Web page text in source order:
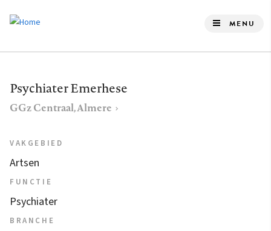
de
gaan
MENU
Psychiater Emerhese
GGz Centraal, Almere
VAKGEBIED
Artsen
FUNCTIE
Psychiater
BRANCHE